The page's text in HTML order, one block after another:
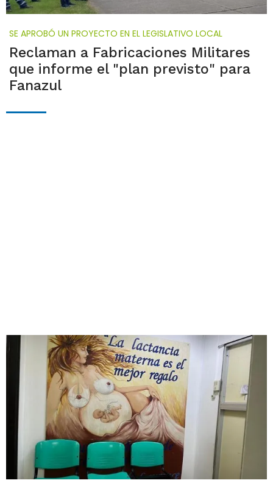
SE APROBÓ UN PROYECTO EN EL LEGISLATIVO LOCAL
Reclaman a Fabricaciones Militares
que informe el "plan previsto" para
Fanazul